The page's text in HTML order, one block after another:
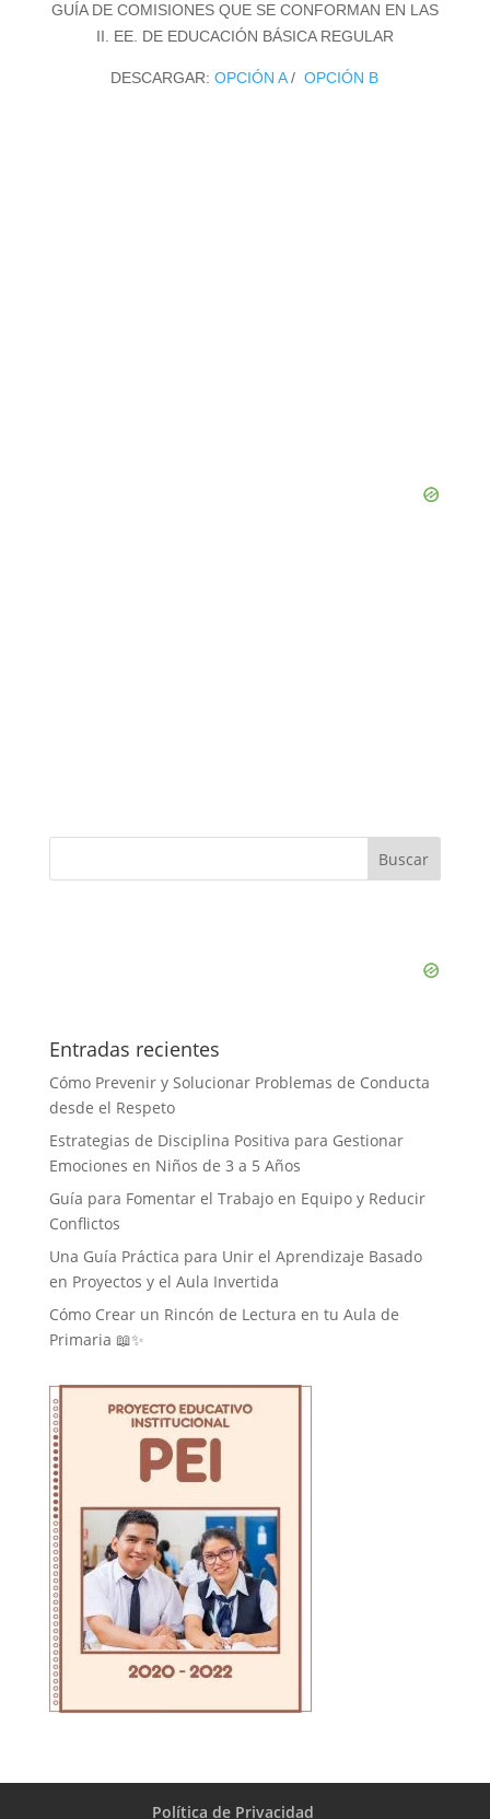
GUÍA DE COMISIONES QUE SE CONFORMAN EN LAS
II. EE. DE EDUCACIÓN BÁSICA REGULAR
DESCARGAR:OPCIÓN A/OPCIÓN B
Entradas recientes
Cómo Prevenir y Solucionar Problemas de Conducta
desde el Respeto
Estrategias de Disciplina Positiva para Gestionar
Emociones en Niños de 3 a 5 Años
Guía para Fomentar el Trabajo en Equipo y Reducir
Conflictos
Una Guía Práctica para Unir el Aprendizaje Basado
en Proyectos y el Aula Invertida
Cómo Crear un Rincón de Lectura en tu Aula de
Primaria 📖✨
Política de Privacidad